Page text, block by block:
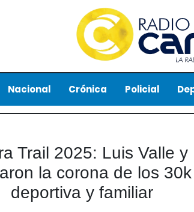
Nacional Crónica Policial
Trail 2025: Luis Valle y
la corona de los
deportiva y familiar